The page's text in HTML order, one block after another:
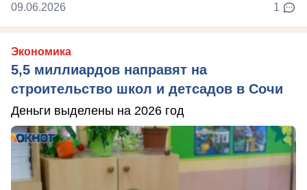
09.06.2026 1
Экономика
5,5 миллиардов направят на
строительство школ и детсадов в Сочи
Деньги выделены на 2026 год